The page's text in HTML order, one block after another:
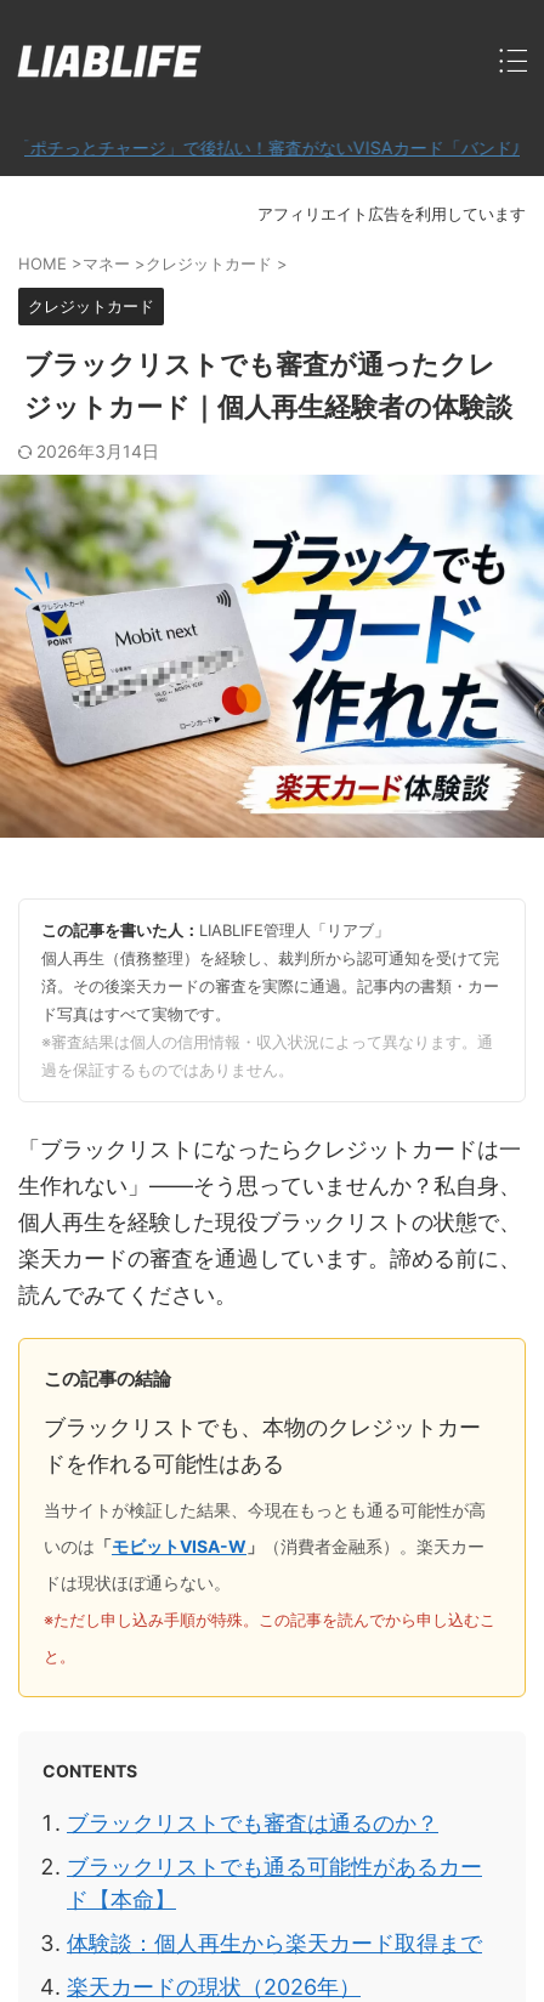
チャージ」で後払い！審査がないVISAカード「バンドルカード」
アフィリエイト広告を利用しています
HOME >マネー >クレジットカード >
クレジットカード
ブラックリストでも審査が通ったクレ
ジットカード｜個人再生経験者の体験談
2026年3月14日
この記事を書いた人： LIABLIFE管理人「リアブ」
個人再生（債務整理）を経験し、裁判所から認可通知を受けて完
済。その後楽天カードの審査を実際に通過。記事内の書類・カー
ド写真はすべて実物です。
※審査結果は個人の信用情報・収入状況によって異なります。通
過を保証するものではありません。
「ブラックリストになったらクレジットカードは一
生作れない」——そう思っていませんか？私自身、
個人再生を経験した現役ブラックリストの状態で、
楽天カードの審査を通過しています。諦める前に、
読んでみてください。
この記事の結論
ブラックリストでも、本物のクレジットカー
ドを作れる可能性はある
当サイトが検証した結果、今現在もっとも通る可能性が高
いのは 「モビットVISA-W 」
（消費者金融系）。楽天カー
ドは現状ほぼ通らない。
※ただし申し込み手順が特殊。この記事を読んでから申し込むこ
と。
CONTENTS
ブラックリストでも審査は通るのか？
ブラックリストでも通る可能性があるカー
ド【本命】
体験談：個人再生から楽天カード取得まで
楽天カードの現状（2026年）